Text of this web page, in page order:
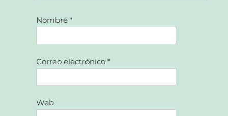
Nombre*
Correo electrónico*
Web